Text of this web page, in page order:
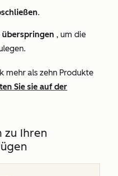
.
überspringen , um die
mehr als zehn Produkte
Sie sie auf der
zu Ihren